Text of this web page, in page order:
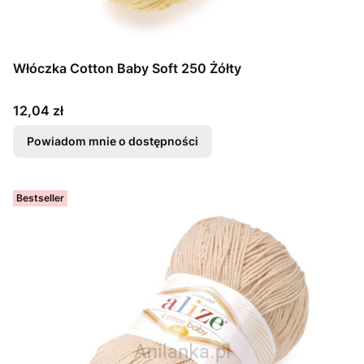
Włóczka Cotton Baby Soft 250 Żółty
Cena
12,04 zł
Powiadom mnie o dostępności
Bestseller